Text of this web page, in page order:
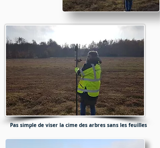
Pas simple de viser la cime des arbres sans les feuilles